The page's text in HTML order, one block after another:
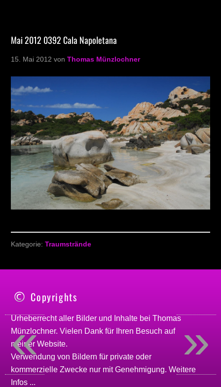
Mai 2012 0392 Cala Napoletana
15. Mai 2012 vonThomas Münzlochner
Kategorie:Traumstrände
Copyrights
Urheberrecht aller Bilder und Inhalte beiThomas
Münzlochner. Vielen Dank für Ihren Besuch auf
meinerWebsite.
Verwendung von Bildern für private oder
kommerzielle Zwecke nur mit Genehmigung.Weitere
Infos ...
»
«